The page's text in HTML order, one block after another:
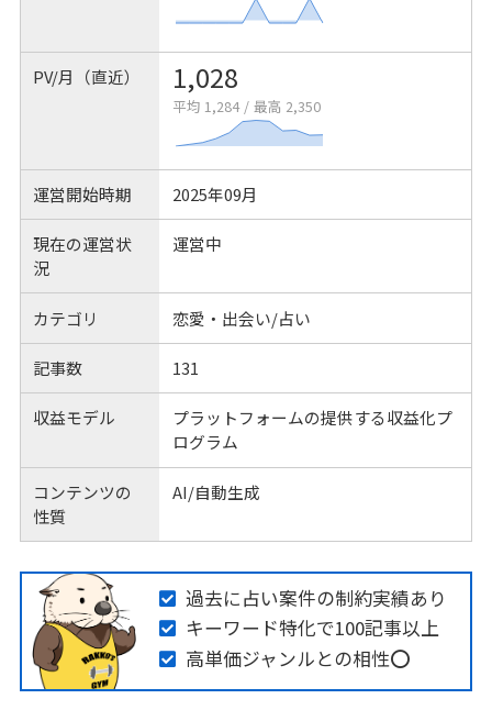
PV/月（直近） 1,028
平均 1,284 / 最高 2,350
運営開始時期 2025年09月
現在の運営状
況
運営中
カテゴリ 恋愛・出会い/占い
記事数 131
収益モデル
プラットフォームの提供する収益化プ
ログラム
コンテンツの
性質
AI/自動生成
過去に占い案件の制約実績あり
キーワード特化で100記事以上
高単価ジャンルとの相性⭕️